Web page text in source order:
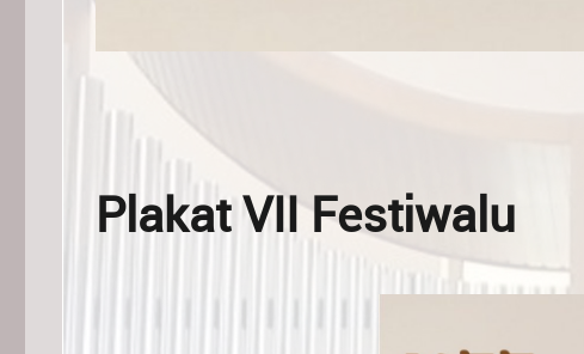
Plakat VII Festiwalu